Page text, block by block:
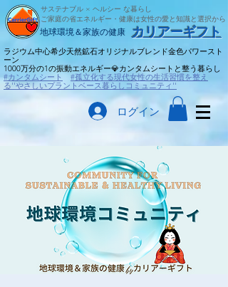
​地球環境＆家族の健康 ​カリアーギフト
サステナブル × ヘルシー な暮らし
ご家庭の省エネルギー・健康は女性の愛と知識と選択から
ラジウム中心希少天然鉱石オリジナルブレンド金色パワースト
ーン
​1000万分の1の振動エネルギー💎カンタムシートと整う暮らし
#カンタムシート
#孤立化する現代女性の生活習慣を整え
る''やさしいプラントベース暮らしコミュニティ''
ログイン